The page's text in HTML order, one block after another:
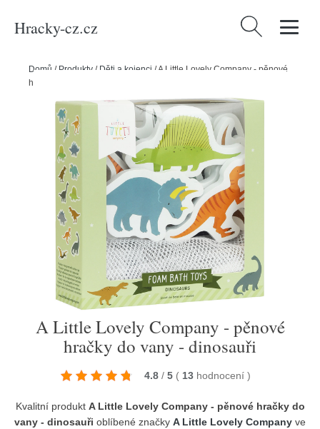
Hracky-cz.cz Vyhledávání
Domů / Produkty / Děti a kojenci /A Little Lovely Company - pěnové
hračky do vany - dinosauři
A Little Lovely Company - pěnové
hračky do vany - dinosauři
4.8 / 5 ( 13 hodnocení )
Kvalitní produkt A Little Lovely Company - pěnové hračky do
vany - dinosauři oblíbené značky A Little Lovely Company ve